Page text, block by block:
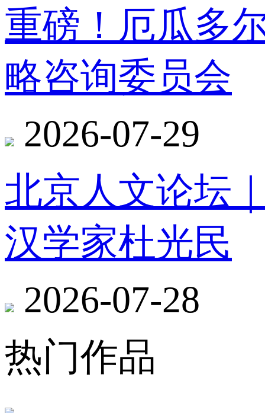
重磅！厄瓜多
略咨询委员会
2026-07-29
北京人文论坛
汉学家杜光民
2026-07-28
热门作品